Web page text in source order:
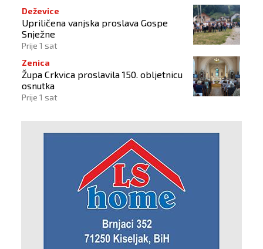
Deževice
Upriličena vanjska proslava Gospe
Snježne
Prije 1 sat
Zenica
Župa Crkvica proslavila 150. obljetnicu
osnutka
Prije 1 sat